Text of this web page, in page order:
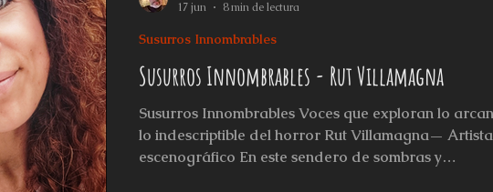
Susurros Innombrables - Rut Villamagna
Susurros Innombrables Voces que exploran lo
lo indescriptible del horror Rut Villamagna— Artista
escenográfico En este sendero de sombras y
Susurros Innombrables
17 jun
8 min de lectura